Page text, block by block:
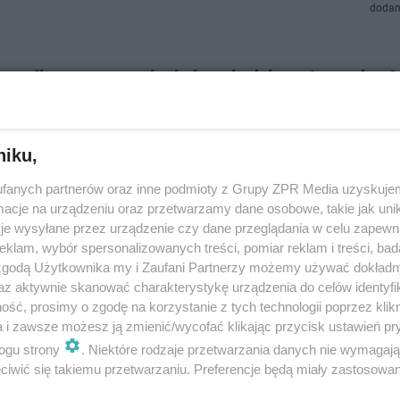
najlepszy w wymianie kopciuchów w tym roku.
raportu Polskiego Alarmu Smogowego. To właśnie Kraków
dodano
duszą się Polacy. Małopolska "bije się" ze
Gdzie jest najgorzej?
i Nowy Targ - to najbardziej zanieczyszczone miasta w Polsce. Tak
przez Polski Alarm Smogowy. Co więcej, małopolska
partnerów oraz inne podmioty z Grupy ZPR Media
na urządzeniu oraz przetwarzamy dane osobowe, takie jak
wysyłane przez urządzenie czy dane przeglądania w celu
wybór spersonalizowanych treści, pomiar reklam i treści,
Użytkownika my i Zaufani Partnerzy możemy używać
aktywnie skanować charakterystykę urządzenia do celów
prosimy o zgodę na korzystanie z tych technologii poprzez
i zawsze możesz ją zmienić/wycofać klikając przycisk ustawień
strony
. Niektóre rodzaje przetwarzania danych nie
się takiemu przetwarzaniu. Preferencje będą miały